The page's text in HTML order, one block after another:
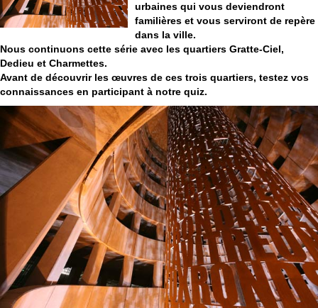
urbaines qui vous deviendront
familières et vous serviront de repère
dans la ville.
Nous continuons cette série avec les quartiers Gratte-Ciel,
Dedieu et Charmettes.
Avant de découvrir les œuvres de ces trois quartiers, testez vos
connaissances en participant à notre quiz.